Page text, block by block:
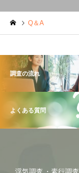
Q＆A
調査の流れ
よくある質問